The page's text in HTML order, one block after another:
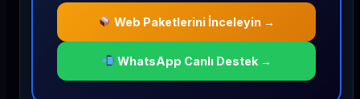
Web Paketlerini İnceleyin →
WhatsApp Canlı Destek →